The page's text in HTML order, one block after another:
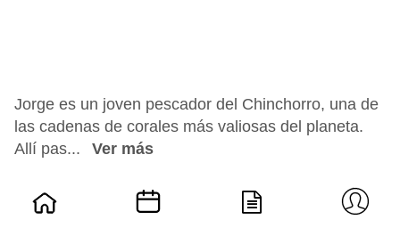
Jorge es un joven pescador del Chinchorro, una de
las cadenas de corales más valiosas del planeta.
Allí pas...
Ver más